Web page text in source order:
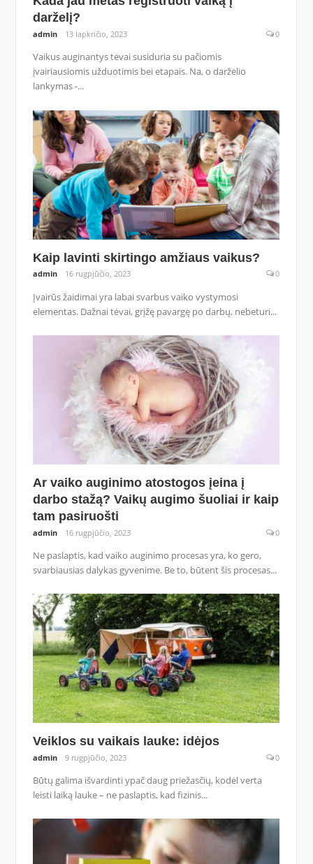
darželį?
admin 13 lapkričio, 2023 0
Vaikus auginantys tėvai susiduria su pačiomis
įvairiausiomis užduotimis bei etapais. Na, o darželio
lankymas -...
Kaip lavinti skirtingo amžiaus vaikus?
admin 16 rugpjūčio, 2023 0
Įvairūs žaidimai yra labai svarbus vaiko vystymosi
elementas. Dažnai tėvai, grįžę pavargę po darbų, nebeturi...
Ar vaiko auginimo atostogos įeina į
darbo stažą? Vaikų augimo šuoliai ir kaip
tam pasiruošti
admin 16 rugpjūčio, 2023 0
Ne paslaptis, kad vaiko auginimo procesas yra, ko gero,
svarbiausias dalykas gyvenime. Be to, būtent šis procesas...
Veiklos su vaikais lauke: idėjos
admin 9 rugpjūčio, 2023 0
Būtų galima išvardinti ypač daug priežasčių, kodėl verta
leisti laiką lauke – ne paslaptis, kad fizinis...